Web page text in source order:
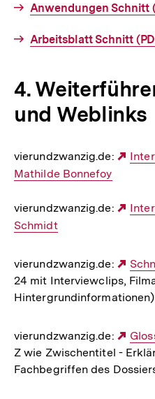
Interner
Anwendungen Schnitt
Interner
Arbeitsblatt Schnitt
4.
und Weblinks
vierundzwanzig.de:
Mathilde Bonnefoy
vierundzwanzig.de:
Schmidt
vierundzwanzig.de:
Link:
24 mit Interviewclips,
Hintergrundinformationen)
vierundzwanzig.de:
Link:
Z wie Zwischentitel -
Fachbegriffen des